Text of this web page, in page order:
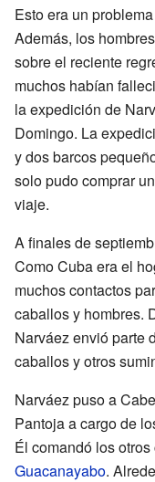
Esto era un
Además, los
sobre el reciente
muchos habían
la expedición de
Domingo. La
y dos barcos
solo pudo comprar
viaje.
A finales de
Como Cuba era el
muchos contactos
caballos y hombres.
Narváez envió parte
caballos y otros
Narváez puso a
Pantoja a cargo de
Él comandó los
Guacanayabo.